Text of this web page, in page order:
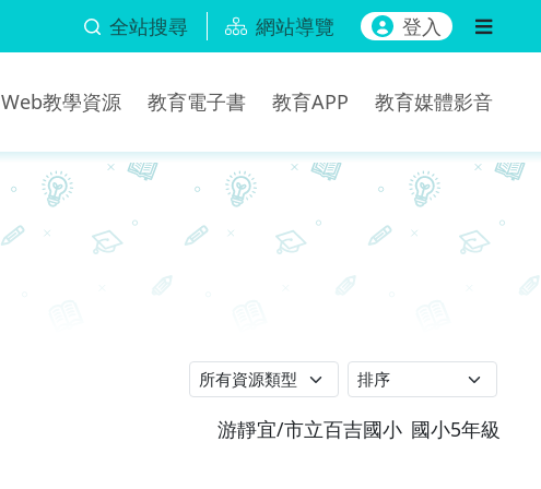
全站搜尋 網站導覽 登入
Web教學資源 教育電子書 教育APP 教育媒體影音
游靜宜/市立百吉國小 國小5年級